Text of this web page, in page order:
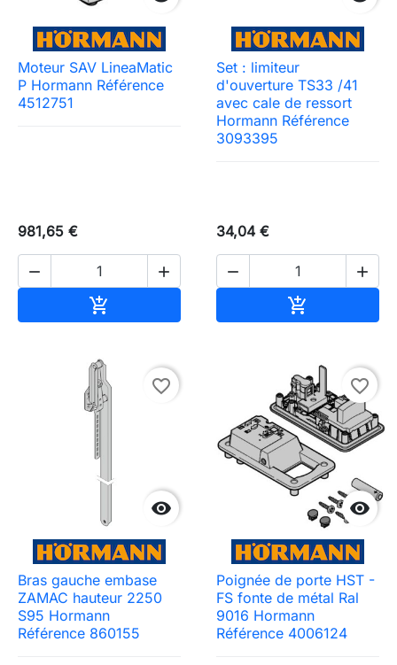
Moteur SAV LineaMatic
P Hormann Référence
4512751
981,65 €
 

Set : limiteur
d'ouverture TS33 /41
avec cale de ressort
Hormann Référence
3093395
34,04 €
 


favorite_border
Bras gauche embase
ZAMAC hauteur 2250
S95 Hormann
Référence 860155

favorite_border
Poignée de porte HST -
FS fonte de métal Ral
9016 Hormann
Référence 4006124